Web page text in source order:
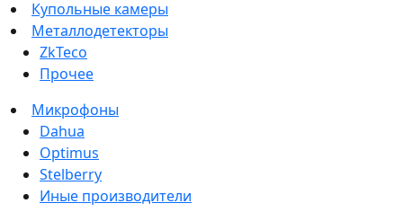
Купольные камеры
Металлодетекторы
ZkTeco
Прочее
Микрофоны
Dahua
Optimus
Stelberry
Иные производители